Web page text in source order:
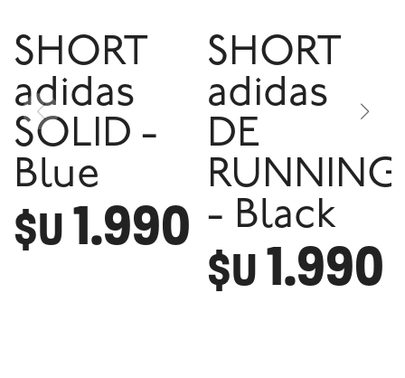
SHORT
adidas
SOLID -
Blue
$U1.990
SHORT
adidas
DE
RUNNING
- Black
$U1.990